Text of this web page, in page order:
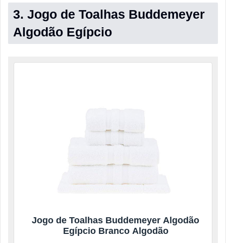
3. Jogo de Toalhas Buddemeyer
Algodão Egípcio
Jogo de Toalhas Buddemeyer Algodão
Egípcio Branco Algodão